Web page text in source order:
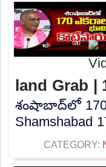
land Grab |
శంషాబాద్‌లో 170
Shamshabad
CATEGORY: